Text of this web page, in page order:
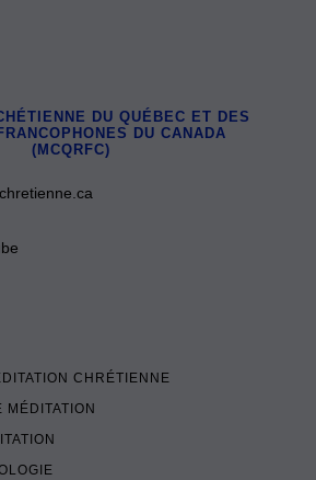
DU QUÉBEC ET DES
DU CANADA
(MCQRFC)
CHRÉTIENNE